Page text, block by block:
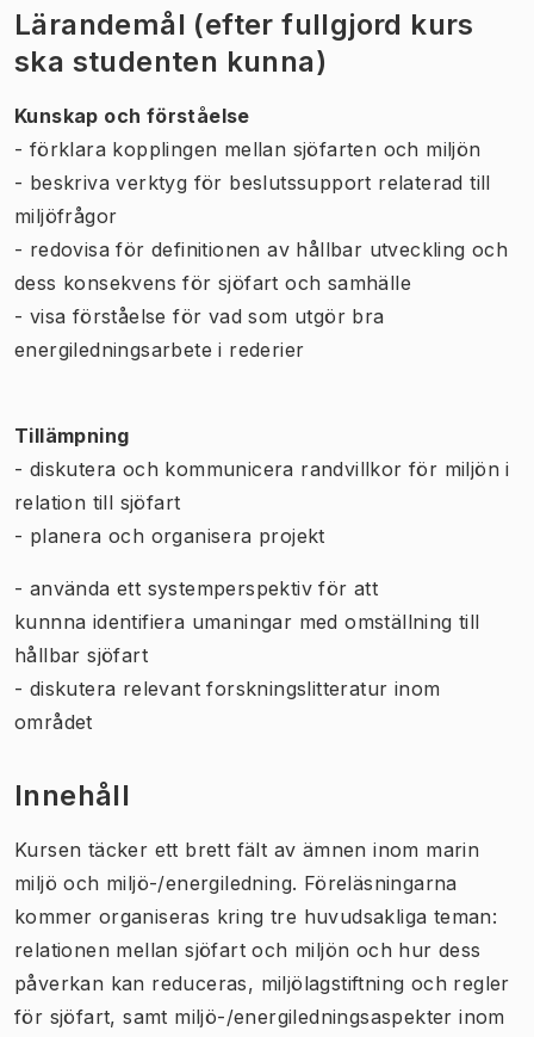
Lärandemål (efter fullgjord kurs
ska studenten kunna)
Kunskap och förståelse
- förklara kopplingen mellan sjöfarten och miljön
- beskriva verktyg för beslutssupport relaterad till
miljöfrågor
- redovisa för definitionen av hållbar utveckling och
dess konsekvens för sjöfart och samhälle
- visa förståelse för vad som utgör bra
energiledningsarbete i rederier
Tillämpning
- diskutera och kommunicera randvillkor för miljön i
relation till sjöfart
- planera och organisera projekt
- använda ett systemperspektiv för att
kunnna identifiera umaningar med omställning till
hållbar sjöfart
- diskutera relevant forskningslitteratur inom
området
Innehåll
Kursen täcker ett brett fält av ämnen inom marin
miljö och miljö-/energiledning. Föreläsningarna
kommer organiseras kring tre huvudsakliga teman:
relationen mellan sjöfart och miljön och hur dess
påverkan kan reduceras, miljölagstiftning och regler
för sjöfart, samt miljö-/energiledningsaspekter inom